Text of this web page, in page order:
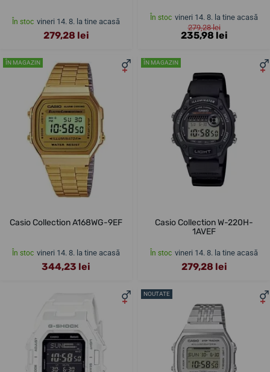
În stoc vineri 14. 8. la tine acasă
279,28 lei
În stoc vineri 14. 8. la tine acasă
279,28 lei
235,98 lei
ÎN MAGAZIN
Casio Collection A168WG-9EF
În stoc vineri 14. 8. la tine acasă
344,23 lei
ÎN MAGAZIN
Casio Collection W-220H-
1AVEF
În stoc vineri 14. 8. la tine acasă
279,28 lei
NOUTATE